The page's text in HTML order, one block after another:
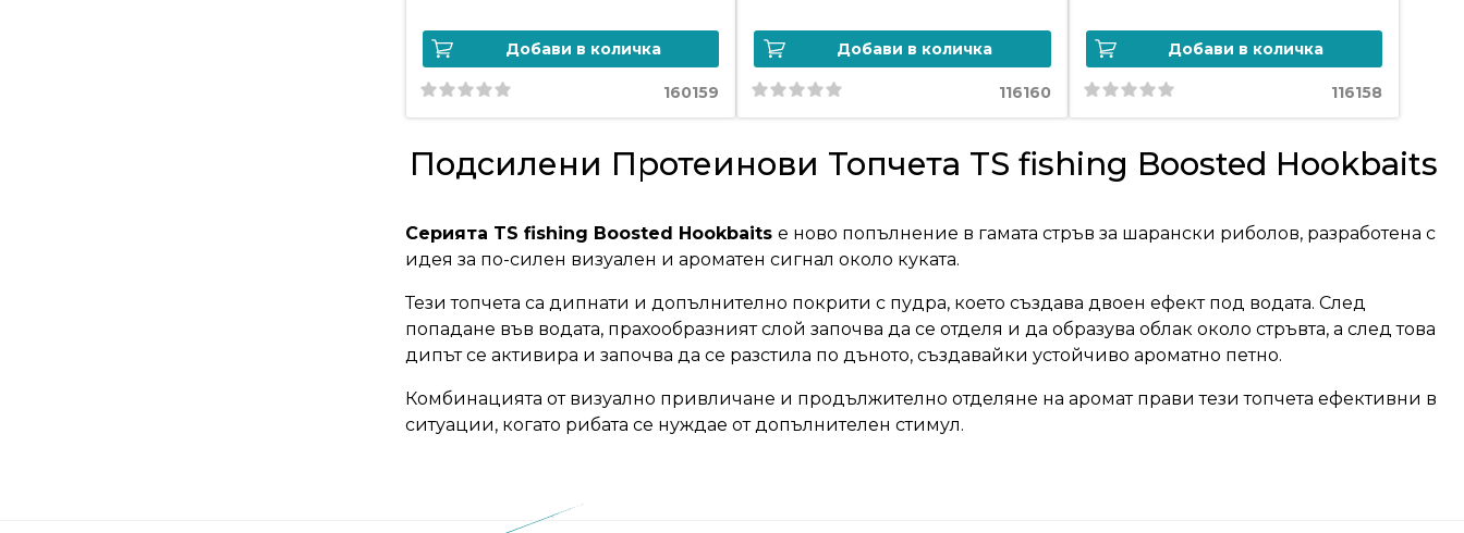
Добави в количка
160159
Добави в количка
116160
Добави в количка
116158
Подсилени Протеинови Топчета TS fishing Boosted Hookbaits
Серията TS fishing Boosted Hookbaits е ново попълнение в гамата стръв за шарански риболов, разработена с
идея за по-силен визуален и ароматен сигнал около куката.
Тези топчета са дипнати и допълнително покрити с пудра, което създава двоен ефект под водата. След
попадане във водата, прахообразният слой започва да се отделя и да образува облак около стръвта, а след това
дипът се активира и започва да се разстила по дъното, създавайки устойчиво ароматно петно.
Комбинацията от визуално привличане и продължително отделяне на аромат прави тези топчета ефективни в
ситуации, когато рибата се нуждае от допълнителен стимул.